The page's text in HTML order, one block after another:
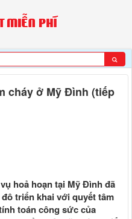
cháy ở Mỹ Đình (tiếp
hoả hoạn tại Mỹ Đình đã
triển khai với quyết tâm
toán công sức của